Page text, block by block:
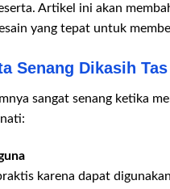
Artikel ini akan
yang tepat untuk
Senang Dikasih
sangat senang ketika
karena dapat